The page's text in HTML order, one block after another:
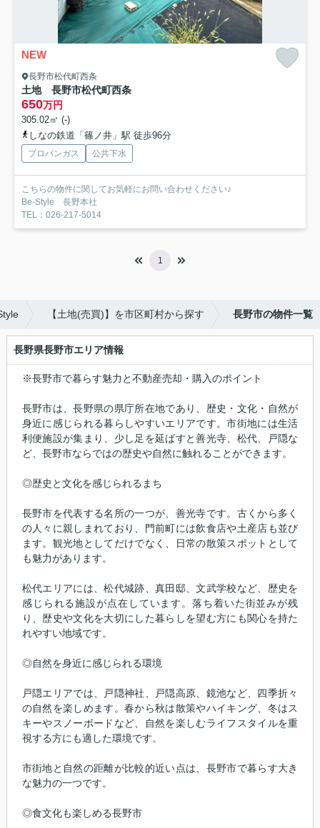
NEW
長野市松代町西条
土地 長野市松代町西条
650万円
305.02㎡ (-)
しなの鉄道「篠ノ井」駅 徒歩96分
プロパンガス 公共下水
こちらの物件に関してお気軽にお問い合わせください♪
Be-Style 長野本社
TEL：026-217-5014
1
【土地(売買)】を市区町村から探す 長野市の物件一覧
長野県長野市エリア情報
※長野市で暮らす魅力と不動産売却・購入のポイント
長野市は、長野県の県庁所在地であり、歴史・文化・自然が
身近に感じられる暮らしやすいエリアです。市街地には生活
利便施設が集まり、少し足を延ばすと善光寺、松代、戸隠な
ど、長野市ならではの歴史や自然に触れることができます。
◎歴史と文化を感じられるまち
長野市を代表する名所の一つが、善光寺です。古くから多く
の人々に親しまれており、門前町には飲食店や土産店も並び
ます。観光地としてだけでなく、日常の散策スポットとして
も魅力があります。
松代エリアには、松代城跡、真田邸、文武学校など、歴史を
感じられる施設が点在しています。落ち着いた街並みが残
り、歴史や文化を大切にした暮らしを望む方にも関心を持た
れやすい地域です。
◎自然を身近に感じられる環境
戸隠エリアでは、戸隠神社、戸隠高原、鏡池など、四季折々
の自然を楽しめます。春から秋は散策やハイキング、冬はス
キーやスノーボードなど、自然を楽しむライフスタイルを重
視する方にも適した環境です。
市街地と自然の距離が比較的近い点は、長野市で暮らす大き
な魅力の一つです。
◎食文化も楽しめる長野市